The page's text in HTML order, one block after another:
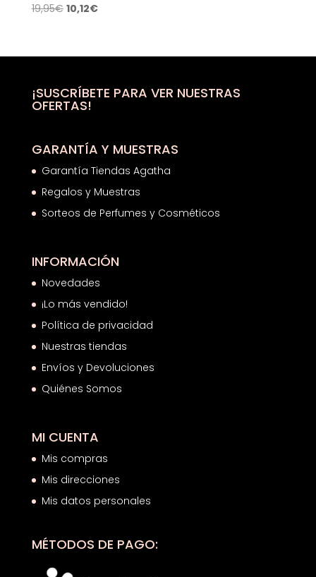
19,95€ El
era:
10,12€El
es:
¡SUSCRÍBETE PARA VER NUESTRAS
OFERTAS!
GARANTÍA Y MUESTRAS
Garantía Tiendas Agatha
Regalos y Muestras
Sorteos de Perfumes y Cosméticos
INFORMACIÓN
Novedades
¡Lo más vendido!
Política de privacidad
Nuestras tiendas
Envíos y Devoluciones
Quiénes Somos
MI CUENTA
Mis compras
Mis direcciones
Mis datos personales
MÉTODOS DE PAGO: